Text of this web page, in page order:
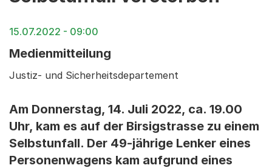
15.07.2022 - 09:00
Medienmitteilung
Justiz- und Sicherheitsdepartement
Am Donnerstag, 14. Juli 2022, ca. 19.00
Uhr, kam es auf der Birsigstrasse zu einem
Selbstunfall. Der 49-jährige Lenker eines
Personenwagens kam aufgrund eines